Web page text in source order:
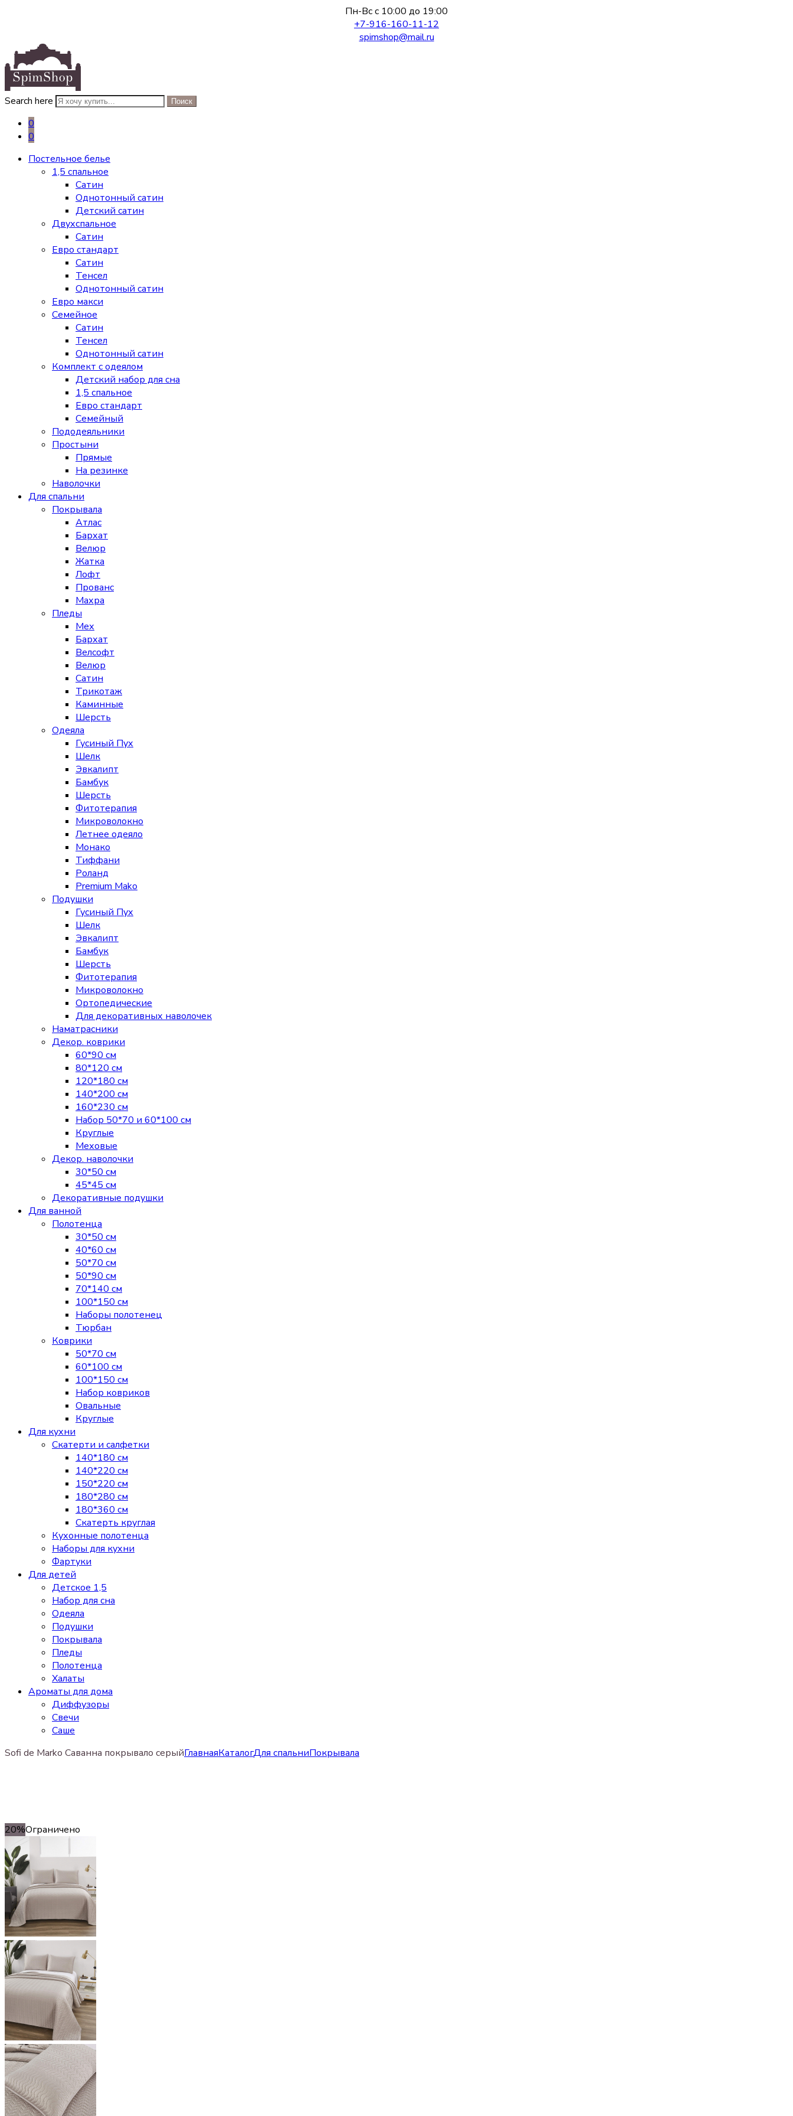
Пн-Вс с 10:00 до 19:00
+7-916-160-11-12
spimshop@mail.ru
Search here Поиск
0
0
Постельное белье
1,5 спальное
Сатин
Однотонный сатин
Детский сатин
Двухспальное
Сатин
Евро стандарт
Сатин
Тенсел
Однотонный сатин
Евро макси
Семейное
Сатин
Тенсел
Однотонный сатин
Комплект с одеялом
Детский набор для сна
1,5 спальное
Евро стандарт
Семейный
Пододеяльники
Простыни
Прямые
На резинке
Наволочки
Для спальни
Покрывала
Атлас
Бархат
Велюр
Жатка
Лофт
Прованс
Махра
Пледы
Мех
Бархат
Велсофт
Велюр
Сатин
Трикотаж
Каминные
Шерсть
Одеяла
Гусиный Пух
Шелк
Эвкалипт
Бамбук
Шерсть
Фитотерапия
Микроволокно
Летнее одеяло
Монако
Тиффани
Роланд
Premium Mako
Подушки
Гусиный Пух
Шелк
Эвкалипт
Бамбук
Шерсть
Фитотерапия
Микроволокно
Ортопедические
Для декоративных наволочек
Наматрасники
Декор. коврики
60*90 см
80*120 см
120*180 см
140*200 см
160*230 см
Набор 50*70 и 60*100 см
Круглые
Меховые
Декор. наволочки
30*50 см
45*45 см
Декоративные подушки
Для ванной
Полотенца
30*50 см
40*60 см
50*70 см
50*90 см
70*140 см
100*150 см
Наборы полотенец
Тюрбан
Коврики
50*70 см
60*100 см
100*150 см
Набор ковриков
Овальные
Круглые
Для кухни
Скатерти и салфетки
140*180 см
140*220 см
150*220 см
180*280 см
180*360 см
Скатерть круглая
Кухонные полотенца
Наборы для кухни
Фартуки
Для детей
Детское 1,5
Набор для сна
Одеяла
Подушки
Покрывала
Пледы
Полотенца
Халаты
Ароматы для дома
Диффузоры
Свечи
Cаше
Sofi de Marko Саванна покрывало серыйГлавнаяКаталогДля спальниПокрывала
20%Ограничено